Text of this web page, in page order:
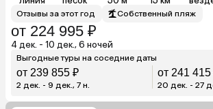
Отзывы за этот год Собственный пляж
от 224 995 ₽
4 дек. - 10 дек., 6 ночей
Выгодные туры на соседние даты
от 239 855 ₽
2 дек. - 9 дек., 7 н.
от 241 415
20 дек. - 27